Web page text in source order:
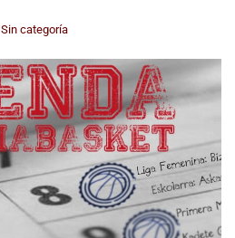
Sin categoría